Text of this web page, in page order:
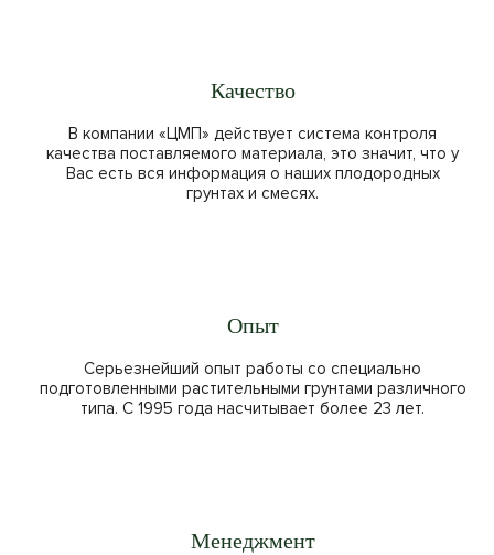
Качество
В компании «ЦМП» действует система контроля
качества поставляемого материала, это значит, что у
Вас есть вся информация о наших плодородных
грунтах и смесях.
Опыт
Серьезнейший опыт работы со специально
подготовленными растительными грунтами различного
типа. С 1995 года насчитывает более 23 лет.
Менеджмент